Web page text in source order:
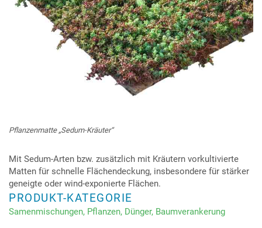
Pflanzenmatte „Sedum-Kräuter“
Mit Sedum-Arten bzw. zusätzlich mit Kräutern vorkultivierte
Matten für schnelle Flächendeckung, insbesondere für stärker
geneigte oder wind-exponierte Flächen.
PRODUKT-KATEGORIE
Samenmischungen, Pflanzen, Dünger, Baumverankerung